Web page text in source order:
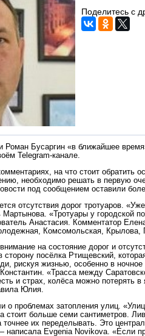
Поделитесь с
Роман Бусаргин «в ближайшее
Telegram-канале.
на что стоит обратить
необходимо решать в первую
под сообщением оставили
отсутствия дорог тротуаров.
«Тротуары у городской
Анастасия. Комментатор
Комсомольская, Крылова,
на состояние дорог и
посёлка Ртищевский,
рискуя жизнью, особенно в
«Трасса между
и страх, колёса можно потерять в
Юлия.
о проблемах затопления улиц.
стоит больше семи сантиметров.
точнее их переделывать. Это
Evgenia Novikova. «Если